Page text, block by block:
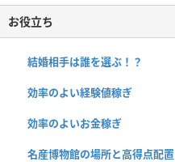
お役立ち
結婚相手は誰を選ぶ！？
効率のよい経験値稼ぎ
効率のよいお金稼ぎ
名産博物館の場所と高得点配置